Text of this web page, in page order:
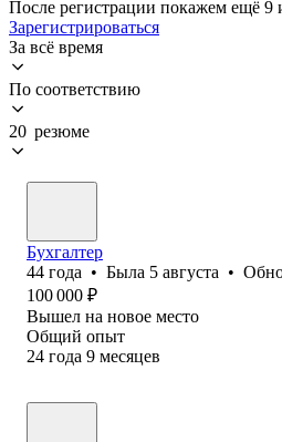
После регистрации покажем ещё 9
Зарегистрироваться
За всё время
По соответствию
20 резюме
Бухгалтер
44 года • Была 5 августа •
100 000 ₽
Вышел на новое место
Общий опыт
24 года 9 месяцев